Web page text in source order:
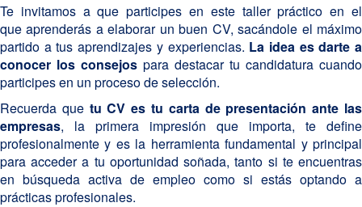
Te invitamos a que participes en este taller práctico en el
que aprenderás a elaborar un buen CV, sacándole el máximo
partido a tus aprendizajes y experiencias. La idea es darte a
conocer los consejos para destacar tu candidatura cuando
participes en un proceso de selección.
Recuerda que tu CV es tu carta de presentación ante las
empresas, la primera impresión que importa, te define
profesionalmente y es la herramienta fundamental y principal
para acceder a tu oportunidad soñada, tanto si te encuentras
en búsqueda activa de empleo como si estás optando a
prácticas profesionales.